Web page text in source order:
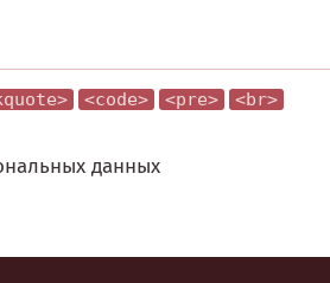
<code> <pre> <br>
данных